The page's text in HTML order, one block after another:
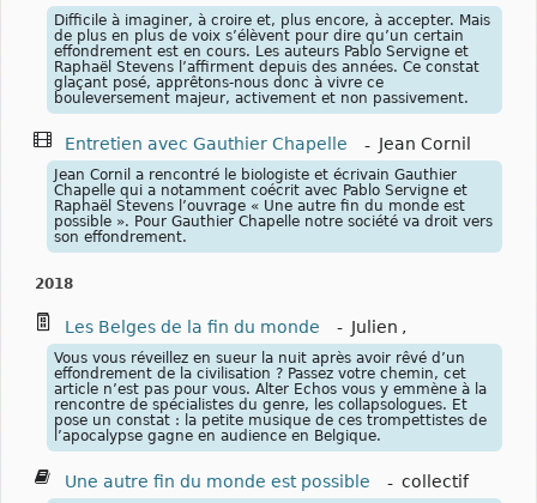
Difficile à imaginer, à croire et, plus encore, à accepter. Mais
de plus en plus de voix s’élèvent pour dire qu’un certain
effondrement est en cours. Les auteurs Pablo Servigne et
Raphaël Stevens l’affirment depuis des années. Ce constat
glaçant posé, apprêtons-nous donc à vivre ce
bouleversement majeur, activement et non passivement.
Entretien avec Gauthier Chapelle - Jean Cornil
Jean Cornil a rencontré le biologiste et écrivain Gauthier
Chapelle qui a notamment coécrit avec Pablo Servigne et
Raphaël Stevens l’ouvrage « Une autre fin du monde est
possible ». Pour Gauthier Chapelle notre société va droit vers
son effondrement.
2018
Les Belges de la fin du monde - Julien ,
Vous vous réveillez en sueur la nuit après avoir rêvé d’un
effondrement de la civilisation ? Passez votre chemin, cet
article n’est pas pour vous. Alter Echos vous y emmène à la
rencontre de spécialistes du genre, les collapsologues. Et
pose un constat : la petite musique de ces trompettistes de
l’apocalypse gagne en audience en Belgique.
Une autre fin du monde est possible - collectif